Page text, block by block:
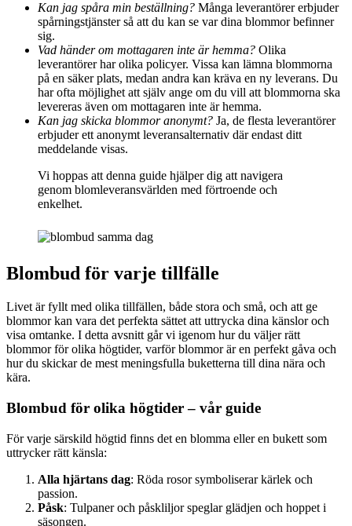
Kan jag spåra min beställning? Många leverantörer erbjuder
spårningstjänster så att du kan se var dina blommor befinner
sig.
Vad händer om mottagaren inte är hemma? Olika
leverantörer har olika policyer. Vissa kan lämna blommorna
på en säker plats, medan andra kan kräva en ny leverans. Du
har ofta möjlighet att själv ange om du vill att blommorna ska
levereras även om mottagaren inte är hemma.
Kan jag skicka blommor anonymt? Ja, de flesta leverantörer
erbjuder ett anonymt leveransalternativ där endast ditt
meddelande visas.
Vi hoppas att denna guide hjälper dig att navigera
genom blomleveransvärlden med förtroende och
enkelhet.
Blombud för varje tillfälle
Livet är fyllt med olika tillfällen, både stora och små, och att ge
blommor kan vara det perfekta sättet att uttrycka dina känslor och
visa omtanke. I detta avsnitt går vi igenom hur du väljer rätt
blommor för olika högtider, varför blommor är en perfekt gåva och
hur du skickar de mest meningsfulla buketterna till dina nära och
kära.
Blombud för olika högtider – vår guide
För varje särskild högtid finns det en blomma eller en bukett som
uttrycker rätt känsla:
Alla hjärtans dag: Röda rosor symboliserar kärlek och
passion.
Påsk: Tulpaner och påskliljor speglar glädjen och hoppet i
säsongen.